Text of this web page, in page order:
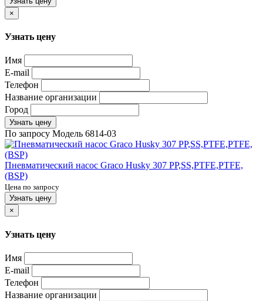
×
Узнать цену
Имя
E-mail
Телефон
Название организации
Город
Узнать цену
По запросу Модель 6814-03
Пневматический насос Graco Husky 307 PP,SS,PTFE,PTFE,
(BSP)
Цена по запросу
Узнать цену
×
Узнать цену
Имя
E-mail
Телефон
Название организации